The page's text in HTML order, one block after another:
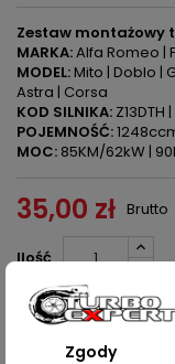
Zestaw montażowy
MARKA:Alfa Romeo |
MODEL:Mito | Doblo |
Astra | Corsa
KOD SILNIKA: Z13DTH
POJEMNOŚĆ:
MOC: 85KM/62kW |
35,00 zł Brutto
Ilość
Udostępnij
Zgody